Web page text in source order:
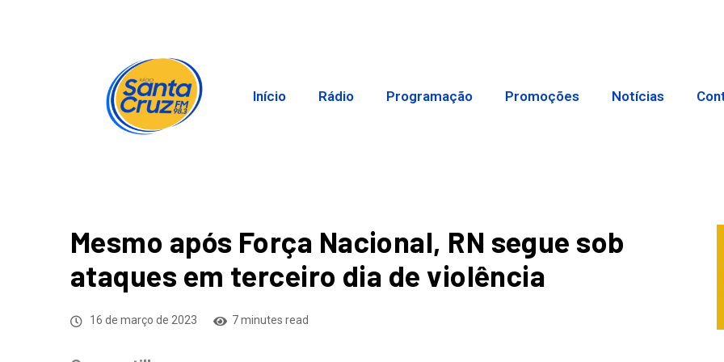
Início Rádio Programação Promoções Notícias
Mesmo após Força Nacional, RN segue sob
ataques em terceiro dia de violência
16 de março de 2023 7 minutes read